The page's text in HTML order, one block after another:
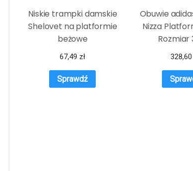
Niskie trampki damskie
Shelovet na platformie
beżowe
67,49 zł
Sprawdź
Obuwie
Nizza
Rozmiar
328,60